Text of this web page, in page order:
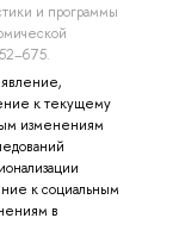
и программы
к текущему
изменениям
к социальным
в